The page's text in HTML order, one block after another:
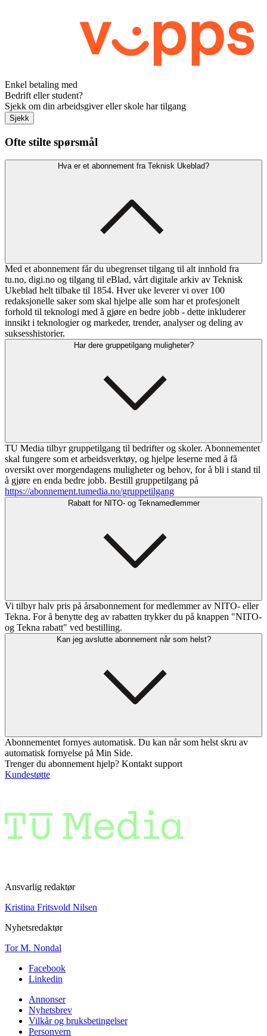
Enkel betaling med
Bedrift eller student?
Sjekk om din arbeidsgiver eller skole har tilgang
Sjekk
Ofte stilte spørsmål
Hva er et abonnement fra Teknisk Ukeblad?
Med et abonnement får du ubegrenset tilgang til alt innhold fra
tu.no, digi.no og tilgang til eBlad, vårt digitale arkiv av Teknisk
Ukeblad helt tilbake til 1854. Hver uke leverer vi over 100
redaksjonelle saker som skal hjelpe alle som har et profesjonelt
forhold til teknologi med å gjøre en bedre jobb - dette inkluderer
innsikt i teknologier og markeder, trender, analyser og deling av
suksesshistorier.
Har dere gruppetilgang muligheter?
TU Media tilbyr gruppetilgang til bedrifter og skoler. Abonnementet
skal fungere som et arbeidsverktøy, og hjelpe leserne med å få
oversikt over morgendagens muligheter og behov, for å bli i stand til
å gjøre en enda bedre jobb. Bestill gruppetilgang på
https://abonnement.tumedia.no/gruppetilgang
Rabatt for NITO- og Teknamedlemmer
Vi tilbyr halv pris på årsabonnement for medlemmer av NITO- eller
Tekna. For å benytte deg av rabatten trykker du på knappen "NITO-
og Tekna rabatt" ved bestilling.
Kan jeg avslutte abonnement når som helst?
Abonnementet fornyes automatisk. Du kan når som helst skru av
automatisk fornyelse på Min Side.
Trenger du abonnement hjelp? Kontakt support
Kundestøtte
Ansvarlig redaktør
Kristina Fritsvold Nilsen
Nyhetsredaktør
Tor M. Nondal
Facebook
Linkedin
Annonser
Nyhetsbrev
Vilkår og bruksbetingelser
Personvern